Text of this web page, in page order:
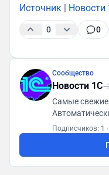
Источник | Новости
0 0
Сообщество
Новости 1С
Самые свежие
каждой
Подписчиков: 1 ·